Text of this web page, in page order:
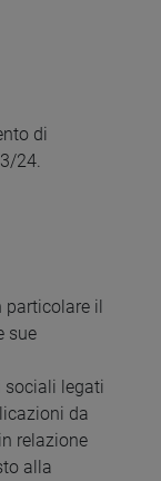
di
24.
particolare il
sue
sociali legati
da
relazione
alla